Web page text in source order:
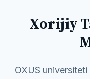
Xorijiy
OXUS